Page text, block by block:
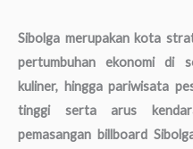
Sibolga merupakan kota
pertumbuhan ekonomi di
kuliner, hingga pariwisata
tinggi serta arus
pemasangan billboard